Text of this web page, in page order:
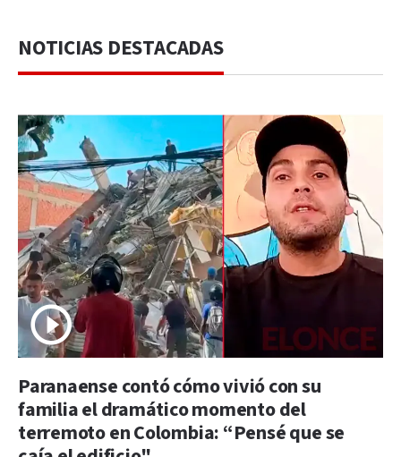
NOTICIAS DESTACADAS
Paranaense contó cómo vivió con su
familia el dramático momento del
terremoto en Colombia: “Pensé que se